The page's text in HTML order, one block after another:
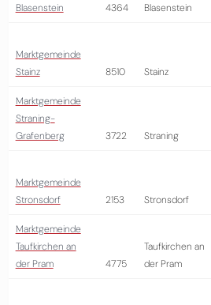
Blasenstein
4364
Blasenstein
Marktgemeinde
Stainz
8510 Stainz
Marktgemeinde
Straning-
Grafenberg
3722 Straning
Marktgemeinde
Stronsdorf
2153 Stronsdorf
Marktgemeinde
Taufkirchen an
der Pram
4775
Taufkirchen an
der Pram